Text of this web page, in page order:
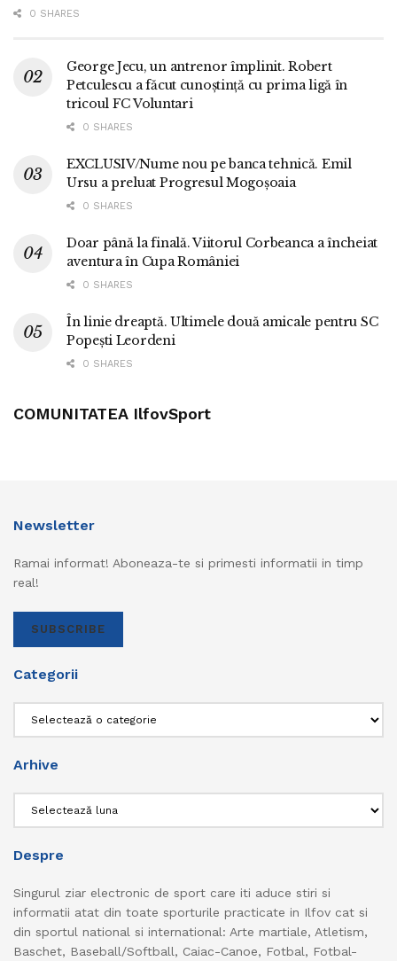
0 SHARES
George Jecu, un antrenor împlinit. Robert
Petculescu a făcut cunoștință cu prima ligă în
tricoul FC Voluntari
0 SHARES
EXCLUSIV/Nume nou pe banca tehnică. Emil
Ursu a preluat Progresul Mogoșoaia
0 SHARES
Doar până la finală. Viitorul Corbeanca a încheiat
aventura în Cupa României
0 SHARES
În linie dreaptă. Ultimele două amicale pentru SC
Popești Leordeni
0 SHARES
COMUNITATEA IlfovSport
Newsletter
Ramai informat! Aboneaza-te si primesti informatii in timp
real!
SUBSCRIBE
Categorii
Arhive
Despre
Singurul ziar electronic de sport care iti aduce stiri si
informatii atat din toate sporturile practicate in Ilfov cat si
din sportul national si international: Arte martiale, Atletism,
Baschet, Baseball/Softball, Caiac-Canoe, Fotbal, Fotbal-